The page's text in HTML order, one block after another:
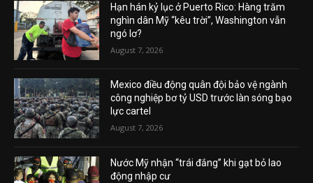
Hạn hán kỷ lục ở Puerto Rico: Hàng trăm
nghìn dân Mỹ “kêu trời”, Washington vẫn
ngó lơ?
August 7, 2026
Mexico điều động quân đội bảo vệ ngành
công nghiệp bơ tỷ USD trước làn sóng bạo
lực cartel
August 7, 2026
Nước Mỹ nhận “trái đắng” khi gạt bỏ lao
động nhập cư